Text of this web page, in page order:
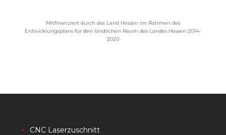
Mitfinanziert durch das Land Hessen im Rahmen des
Entwicklungsplans für den ländlichen Raum des Landes Hessen 2014-
2020
CNC Laserzuschnitt